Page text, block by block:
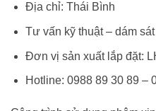
Địa chỉ: Thái Bình
Tư vấn kỹ thuật – dám
Đơn vị sản xuất lắp đặt:
Hotline: 0988 89 30 89 –